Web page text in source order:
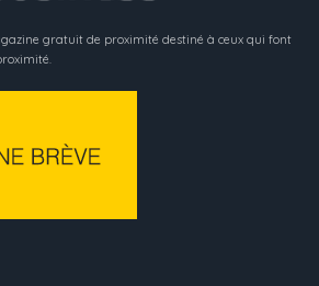
gratuit de proximité destiné à ceux qui font